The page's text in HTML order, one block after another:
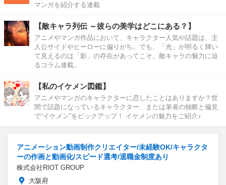
マンガを紹介する連載
【敵キャラ列伝 ～彼らの美学はどこにある？】
アニメやマンガ作品において、キャラクター人気や話題は、主
人公サイドやヒーローに偏りがち。でも、「光」が明るく輝い
て見えるのは「影」の存在があってこそ。敵キャラの魅力に迫
るコラム連載。
【私のイケメン図鑑】
アニメやマンガのキャラクターに恋したことはありますか？世
間で話題になっているキャラクター、または筆者の独断と偏見
で“イケメン”をピックアップ！ イケメンの魅力をご紹介♪
アニメーション動画制作クリエイター/未経験OK/キャラクタ
ーの作画と動画化/スピード選考/退職金制度あり
株式会社RIOT GROUP
大阪府